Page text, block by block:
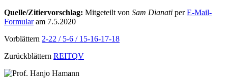
Quelle/Zitiervorschlag: Mitgeteilt von Sam Dianati perE-Mail-
Formularam 7.5.2020
Vorblättern 2-22 / 5-6 / 15-16-17-18
Zurückblättern REITQV